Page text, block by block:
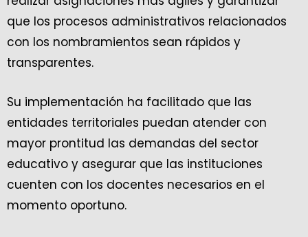
que los procesos administrativos relacionados
con los nombramientos sean rápidos y
transparentes.
Su implementación ha facilitado que las
entidades territoriales puedan atender con
mayor prontitud las demandas del sector
educativo y asegurar que las instituciones
cuenten con los docentes necesarios en el
momento oportuno.